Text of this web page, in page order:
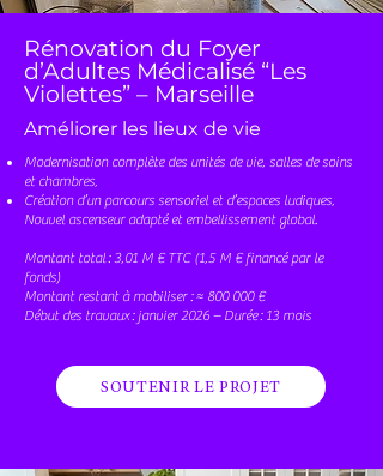
Rénovation du Foyer
d’Adultes Médicalisé “Les
Violettes” – Marseille
Améliorer les lieux de vie
Modernisation complète des unités de vie, salles de soins
et chambres,
Création d’un parcours sensoriel et d’espaces ludiques,
Nouvel ascenseur adapté et embellissement global.
Montant total : 3,01 M € TTC (1,5 M € financé par le
fonds)
Montant restant à mobiliser : ≈ 800 000 €
Début des travaux : janvier 2026 – Durée : 13 mois
SOUTENIR LE PROJET